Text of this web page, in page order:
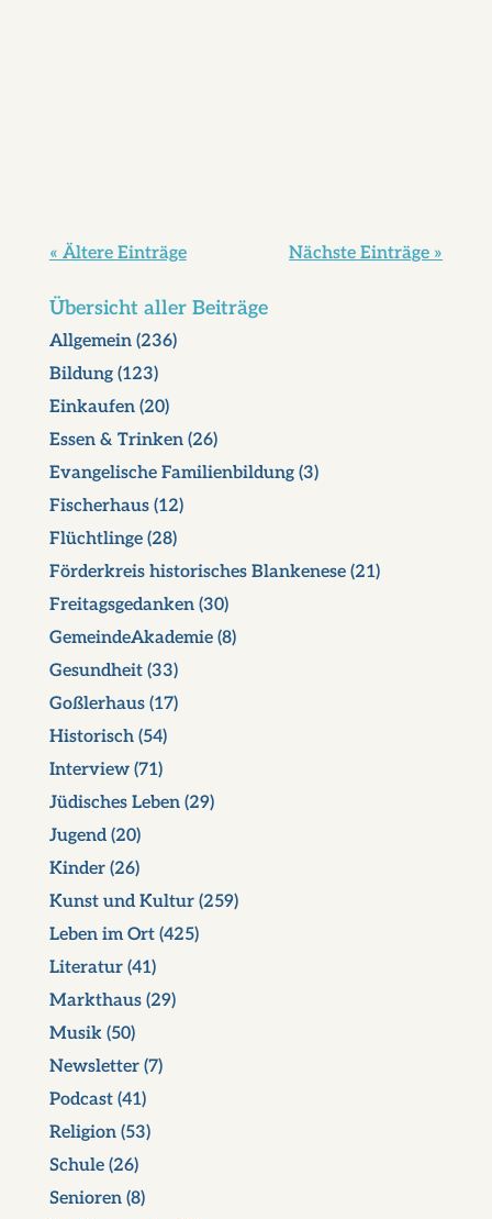
« Ältere Einträge Nächste Einträge »
Übersicht aller Beiträge
Allgemein(236)
Bildung(123)
Einkaufen(20)
Essen & Trinken(26)
Evangelische Familienbildung(3)
Fischerhaus(12)
Flüchtlinge(28)
Förderkreis historisches Blankenese(21)
Freitagsgedanken(30)
GemeindeAkademie(8)
Gesundheit(33)
Goßlerhaus(17)
Historisch(54)
Interview(71)
Jüdisches Leben(29)
Jugend(20)
Kinder(26)
Kunst und Kultur(259)
Leben im Ort(425)
Literatur(41)
Markthaus(29)
Musik(50)
Newsletter(7)
Podcast(41)
Religion(53)
Schule(26)
Senioren(8)